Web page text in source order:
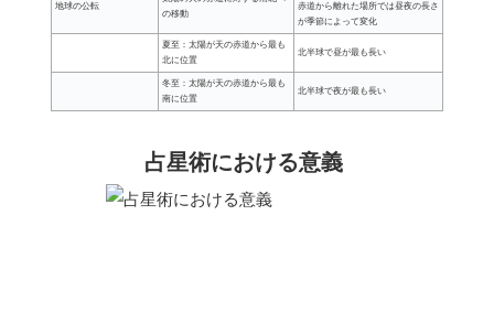
地球の公転
の移動
赤道から離れた場所では昼夜の長さ
が季節によって変化
夏至：太陽が天の赤道から最も
北に位置
北半球で昼が最も長い
冬至：太陽が天の赤道から最も
南に位置
北半球で夜が最も長い
占星術における意義